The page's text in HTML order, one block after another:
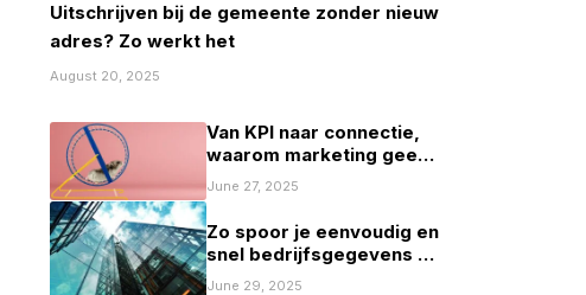
Uitschrijven bij de gemeente zonder nieuw
adres? Zo werkt het
August 20, 2025
Van KPI naar connectie,
waarom marketing geen
spelletje scoren mag zijn
June 27, 2025
Zo spoor je eenvoudig en
snel bedrijfsgegevens op
in Nederland
June 29, 2025